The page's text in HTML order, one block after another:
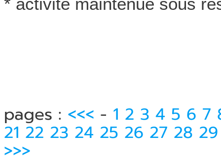
pages : <<< - 1 2 3 4 5 6 7
21 22 23 24 25 26 27 28 29
>>>